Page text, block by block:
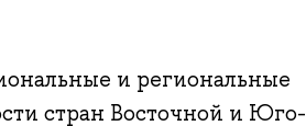
и региональные
стран Восточной и Юго-